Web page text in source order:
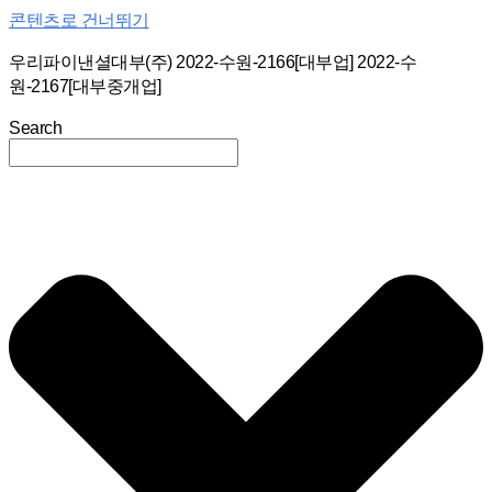
콘텐츠로 건너뛰기
우리파이낸셜대부(주) 2022-수원-2166[대부업] 2022-수
원-2167[대부중개업]
Search